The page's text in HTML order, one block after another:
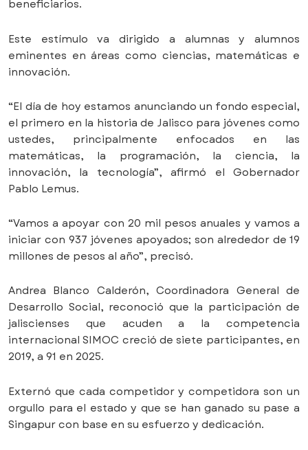
beneficiarios.
Este estímulo va dirigido a alumnas y alumnos
eminentes en áreas como ciencias, matemáticas e
innovación.
“El día de hoy estamos anunciando un fondo especial,
el primero en la historia de Jalisco para jóvenes como
ustedes, principalmente enfocados en las
matemáticas, la programación, la ciencia, la
innovación, la tecnología”, afirmó el Gobernador
Pablo Lemus.
“Vamos a apoyar con 20 mil pesos anuales y vamos a
iniciar con 937 jóvenes apoyados; son alrededor de 19
millones de pesos al año”, precisó.
Andrea Blanco Calderón, Coordinadora General de
Desarrollo Social, reconoció que la participación de
jaliscienses que acuden a la competencia
internacional SIMOC creció de siete participantes, en
2019, a 91 en 2025.
Externó que cada competidor y competidora son un
orgullo para el estado y que se han ganado su pase a
Singapur con base en su esfuerzo y dedicación.